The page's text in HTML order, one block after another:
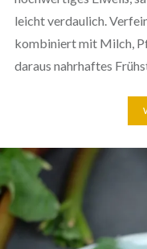
leicht verdaulich.
kombiniert mit Milch,
daraus nahrhaftes